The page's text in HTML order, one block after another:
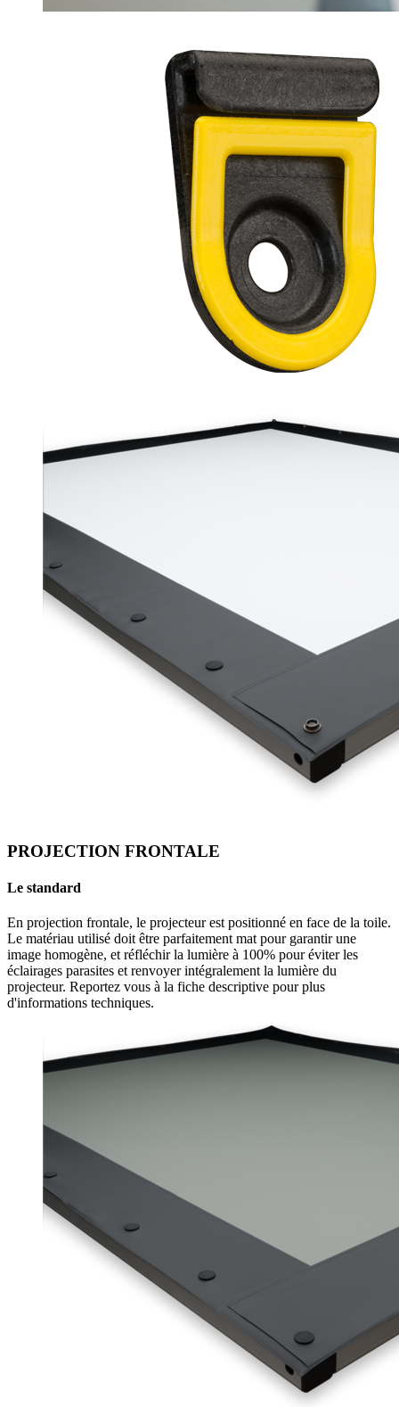
PROJECTION FRONTALE
Le standard
En projection frontale, le projecteur est positionné en face de la toile.
Le matériau utilisé doit être parfaitement mat pour garantir une
image homogène, et réfléchir la lumière à 100% pour éviter les
éclairages parasites et renvoyer intégralement la lumière du
projecteur. Reportez vous à la fiche descriptive pour plus
d'informations techniques.